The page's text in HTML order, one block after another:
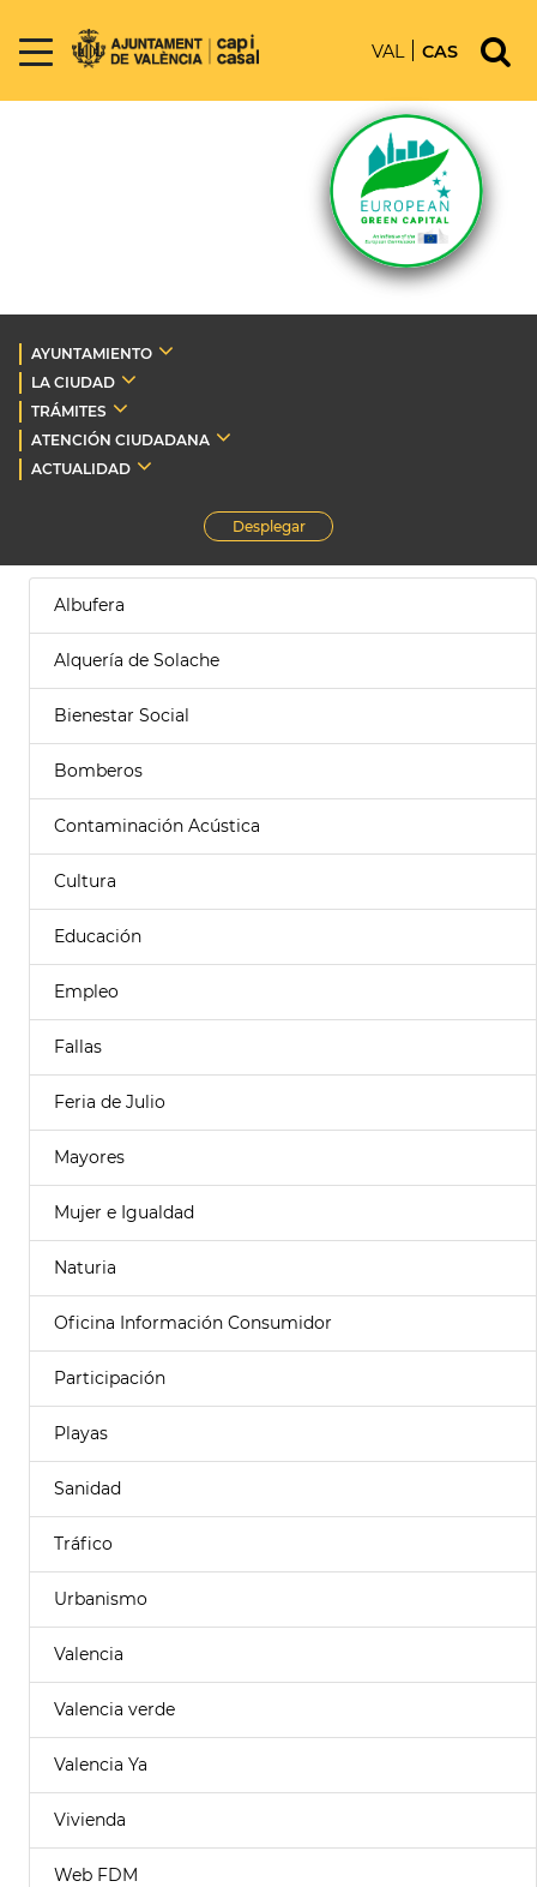
VAL CAS
AYUNTAMIENTO
LA CIUDAD
TRÁMITES
ATENCIÓN CIUDADANA
ACTUALIDAD
Desplegar
Albufera
Alquería de Solache
Bienestar Social
Bomberos
Contaminación Acústica
Cultura
Educación
Empleo
Fallas
Feria de Julio
Mayores
Mujer e Igualdad
Naturia
Oficina Información Consumidor
Participación
Playas
Sanidad
Tráfico
Urbanismo
Valencia
Valencia verde
Valencia Ya
Vivienda
Web FDM